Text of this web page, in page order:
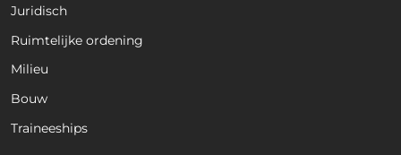
Juridisch
Ruimtelijke ordening
Milieu
Bouw
Traineeships